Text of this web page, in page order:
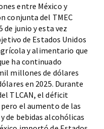
entre México y
conjunta del TMEC
junio y esta vez
de Estados Unidos
y alimentario que
ha continuado
millones de dólares
en 2025. Durante
TLCAN, el déficit
el aumento de las
bebidas alcohólicas